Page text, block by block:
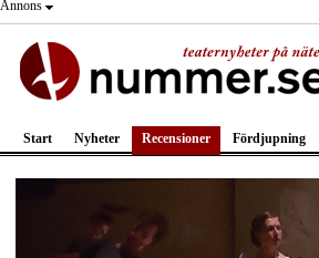
Annons
Start Nyheter Recensioner Fördjupning